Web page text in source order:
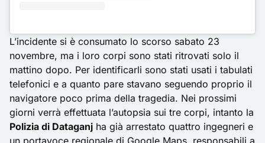
L’incidente si è consumato lo scorso sabato 23
novembre, ma i loro corpi sono stati ritrovati solo il
mattino dopo. Per identificarli sono stati usati i tabulati
telefonici e a quanto pare stavano seguendo proprio il
navigatore poco prima della tragedia. Nei prossimi
giorni verrà effettuata l’autopsia sui tre corpi, intanto la
Polizia di Dataganj ha già arrestato quattro ingegneri e